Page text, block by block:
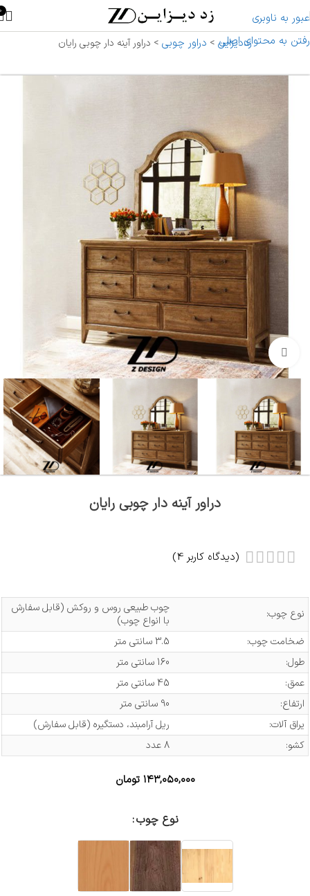
عبور به ناوبری
رفتن به محتوای اصلی
0
زددیزاین > دراور چوبی > دراور آینه دار چوبی رایان
بزرگنمایی تصویر
دراور آینه دار چوبی رایان
(دیدگاه کاربر 4
)
نوع چوب:
چوب طبیعی روس و روکش (قابل سفارش
با انواع چوب)
ضخامت چوب:
3.5 سانتی متر
طول:
160 سانتی متر
عمق:
45 سانتی متر
ارتفاع:
90 سانتی متر
یراق آلات:
ریل آرامبند، دستگیره (قابل سفارش)
کشو:
8 عدد
۱۴۳,۰۵۰,۰۰۰ تومان
نوع چوب